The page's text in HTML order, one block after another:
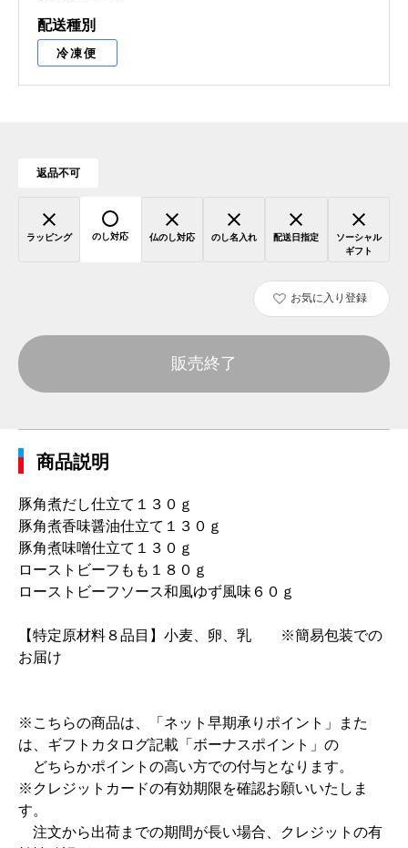
配送種別
冷凍便
返品不可
ラッピング のし対応 仏のし対応 のし名入れ 配送日指定
ソーシャル
ギフト
お気に入り登録
販売終了
商品説明
豚角煮だし仕立て１３０ｇ
豚角煮香味醤油仕立て１３０ｇ
豚角煮味噌仕立て１３０ｇ
ローストビーフもも１８０ｇ
ローストビーフソース和風ゆず風味６０ｇ
【特定原材料８品目】小麦、卵、乳 ※簡易包装での
お届け
※こちらの商品は、「ネット早期承りポイント」また
は、ギフトカタログ記載「ボーナスポイント」の
どちらかポイントの高い方での付与となります。
※クレジットカードの有効期限を確認お願いいたしま
す。
注文から出荷までの期間が長い場合、クレジットの有